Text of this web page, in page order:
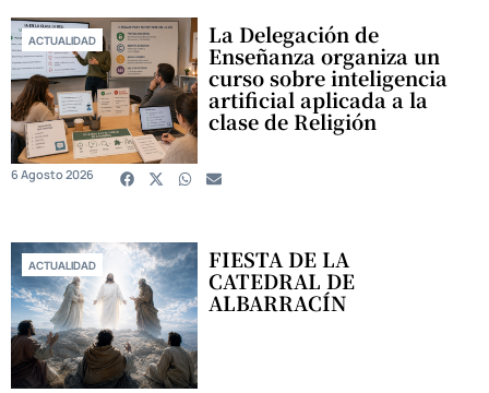
ACTUALIDAD La Delegación de
Enseñanza organiza un
curso sobre inteligencia
artificial aplicada a la
clase de Religión
6 Agosto 2026
ACTUALIDAD FIESTA DE LA
CATEDRAL DE
ALBARRACÍN